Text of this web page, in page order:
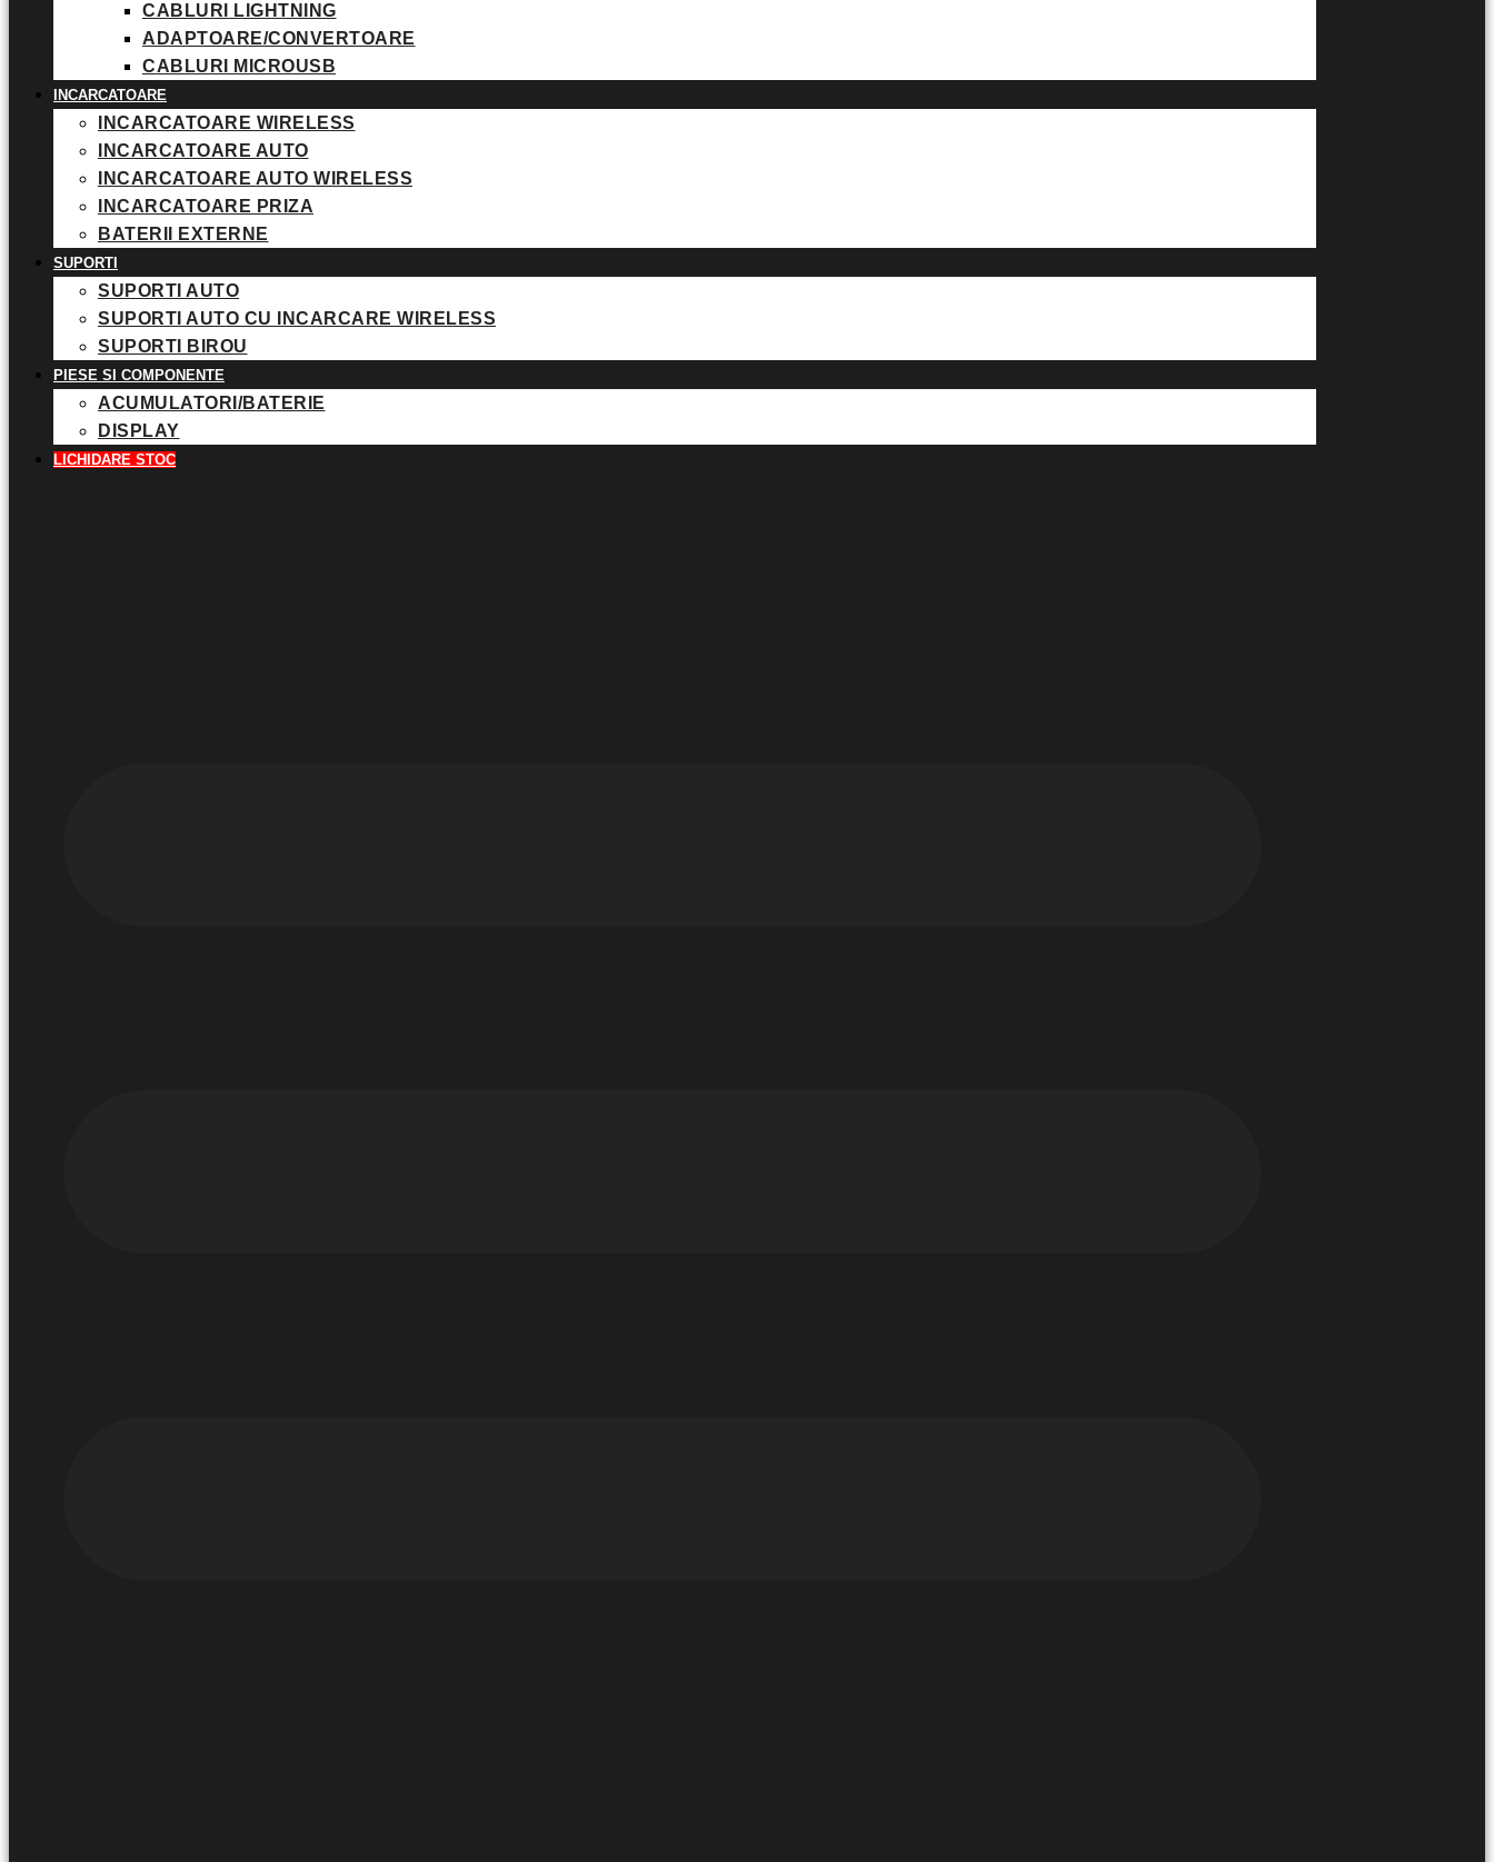
CABLURI LIGHTNING
ADAPTOARE/CONVERTOARE
CABLURI MICROUSB
INCARCATOARE
INCARCATOARE WIRELESS
INCARCATOARE AUTO
INCARCATOARE AUTO WIRELESS
INCARCATOARE PRIZA
BATERII EXTERNE
SUPORTI
SUPORTI AUTO
SUPORTI AUTO CU INCARCARE WIRELESS
SUPORTI BIROU
PIESE SI COMPONENTE
ACUMULATORI/BATERIE
DISPLAY
LICHIDARE STOC